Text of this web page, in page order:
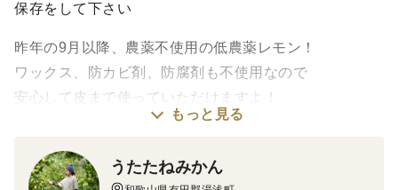
保存をして下さい
昨年の9月以降、農薬不使用の低農薬レモン！
ワックス、防カビ剤、防腐剤も不使用なので
安心して皮まで使っていただけますよ！
開花から収穫までの農薬散布を極力抑え、
もっと見る
うたたねみかん